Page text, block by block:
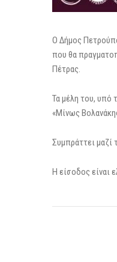
Ο Δήμος
που θα
Πέτρας.
Τα μέλη του, υπό
«Μίνως
Συμπράττει
Η είσοδος είναι